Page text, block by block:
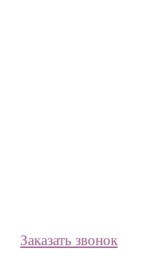
Заказать звонок